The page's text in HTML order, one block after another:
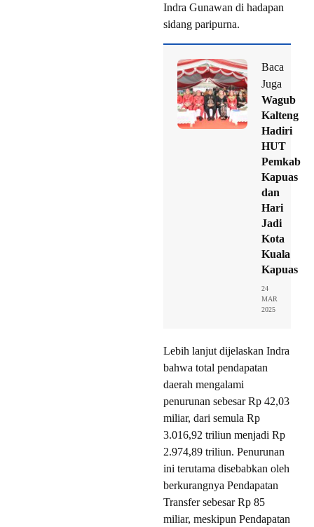
Indra Gunawan di hadapan
sidang paripurna.
Baca
Juga
Wagub
Kalteng
Hadiri
HUT
Pemkab
Kapuas
dan
Hari
Jadi
Kota
Kuala
Kapuas
24
MAR
2025
Lebih lanjut dijelaskan Indra
bahwa total pendapatan
daerah mengalami
penurunan sebesar Rp 42,03
miliar, dari semula Rp
3.016,92 triliun menjadi Rp
2.974,89 triliun. Penurunan
ini terutama disebabkan oleh
berkurangnya Pendapatan
Transfer sebesar Rp 85
miliar, meskipun Pendapatan